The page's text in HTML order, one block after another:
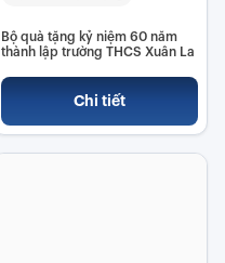
Bộ quà tặng kỷ niệm 60 năm
thành lập trường THCS Xuân La
Chi tiết